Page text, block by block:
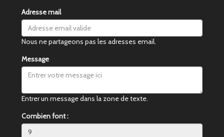
Adresse mail
Nous ne partageons pas les adresses email.
Message
Entrer un message dans la zone de texte.
Combien font :